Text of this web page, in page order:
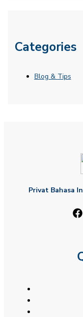
Categories
Blog & Tips
Privat Bahasa